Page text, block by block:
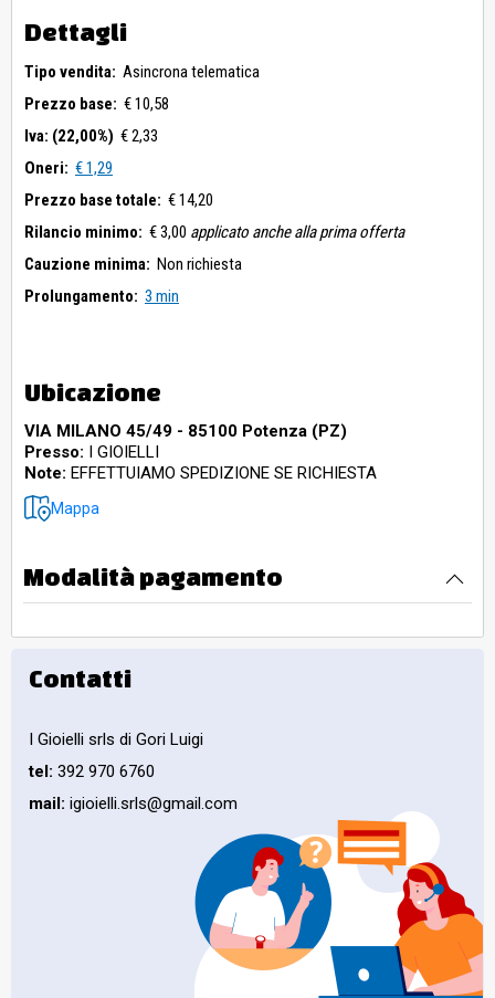
Dettagli
Tipo vendita: Asincrona telematica
Prezzo base: € 10,58
Iva: (22,00%) € 2,33
Oneri: € 1,29
Prezzo base totale: € 14,20
Rilancio minimo: € 3,00 applicato anche alla prima offerta
Cauzione minima: Non richiesta
Prolungamento: 3 min
Ubicazione
VIA MILANO 45/49 - 85100 Potenza (PZ)
Presso: I GIOIELLI
Note: EFFETTUIAMO SPEDIZIONE SE RICHIESTA
Mappa
Modalità pagamento
Contatti
I Gioielli srls di Gori Luigi
tel: 392 970 6760
mail: igioielli.srls@gmail.com